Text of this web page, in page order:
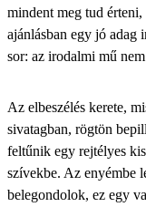
mindent meg tud
ajánlásban egy jó adag
sor: az irodalmi mű
Az elbeszélés kerete,
sivatagban, rögtön
feltűnik egy rejtélyes
szívekbe. Az enyémbe
belegondolok, ez egy